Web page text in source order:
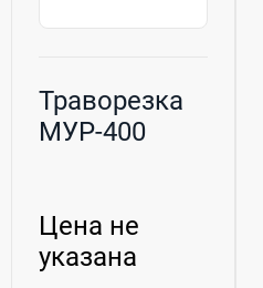
Траворезка
МУР-400
Цена не
указана